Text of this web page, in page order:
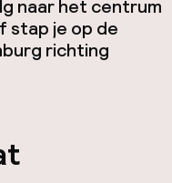
naar het centrum
stap je op de
richting